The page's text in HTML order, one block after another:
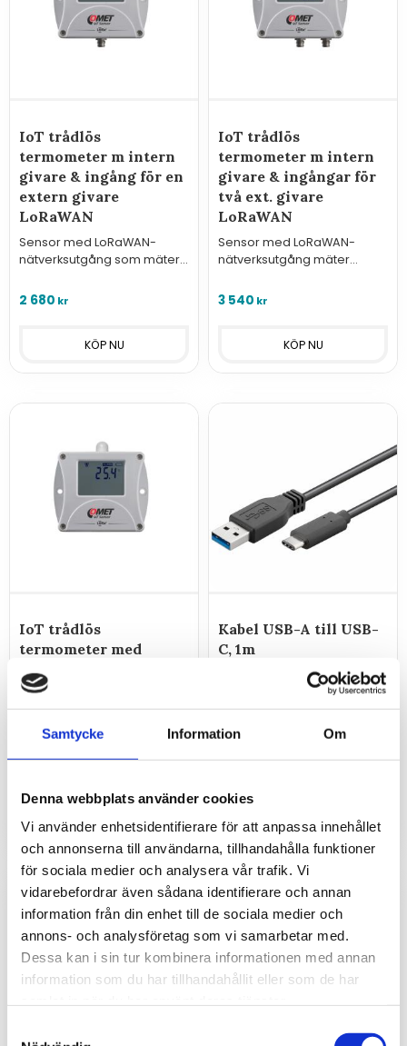
Samtycke Information Om
Denna webbplats använder cookies
Vi använder enhetsidentifierare för att anpassa innehållet
och annonserna till användarna, tillhandahålla funktioner
för sociala medier och analysera vår trafik. Vi
vidarebefordrar även sådana identifierare och annan
information från din enhet till de sociala medier och
annons- och analysföretag som vi samarbetar med.
Dessa kan i sin tur kombinera informationen med annan
information som du har tillhandahållit eller som de har
IoT trådlös
termometer m intern
givare & ingång för en
extern givare
LoRaWAN
Sensor med LoRaWAN-
nätverksutgång som mäter
Pt1000-givare på kabel.
2 680 kr
IoT trådlös
termometer m intern
givare & ingångar för
två ext. givare
LoRaWAN
Sensor med LoRaWAN-
nätverksutgång mäter
inbyggda sensorn och två
3 540 kr
IoT trådlös
termometer med
intern givare
LoRaWAN
Sensor med LoRaWAN-
nätverksutgång som mäter
Kabel USB-A till USB-
C, 1m
Kabel USB-A till USB-C, 1
meter för dataöverföring